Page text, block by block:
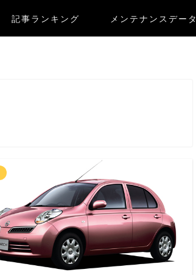
記事ランキング メンテナンスデータ